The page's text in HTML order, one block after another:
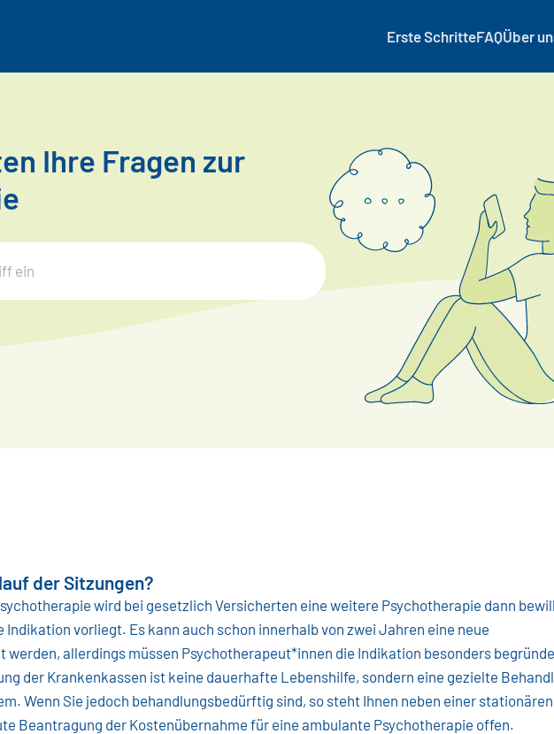
Erste SchritteFAQÜber
Ihre Fragen zur
der Sitzungen?
wird bei gesetzlich Versicherten eine weitere Psychotherapie dann
vorliegt. Es kann auch schon innerhalb von zwei Jahren eine neue
werden, allerdings müssen Psychotherapeut*innen die Indikation besonders
der Krankenkassen ist keine dauerhafte Lebenshilfe, sondern eine gezielte
Wenn Sie jedoch behandlungsbedürftig sind, so steht Ihnen neben einer stationären
Beantragung der Kostenübernahme für eine ambulante Psychotherapie offen.